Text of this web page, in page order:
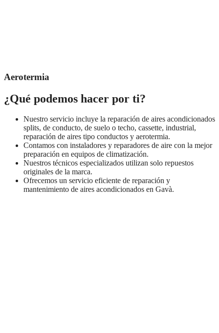
Aerotermia
¿Qué podemos hacer por ti?
Nuestro servicio incluye la reparación de aires acondicionados
splits, de conducto, de suelo o techo, cassette, industrial,
reparación de aires tipo conductos y aerotermia.
Contamos con instaladores y reparadores de aire con la mejor
preparación en equipos de climatización.
Nuestros técnicos especializados utilizan solo repuestos
originales de la marca.
Ofrecemos un servicio eficiente de reparación y
mantenimiento de aires acondicionados en Gavà.